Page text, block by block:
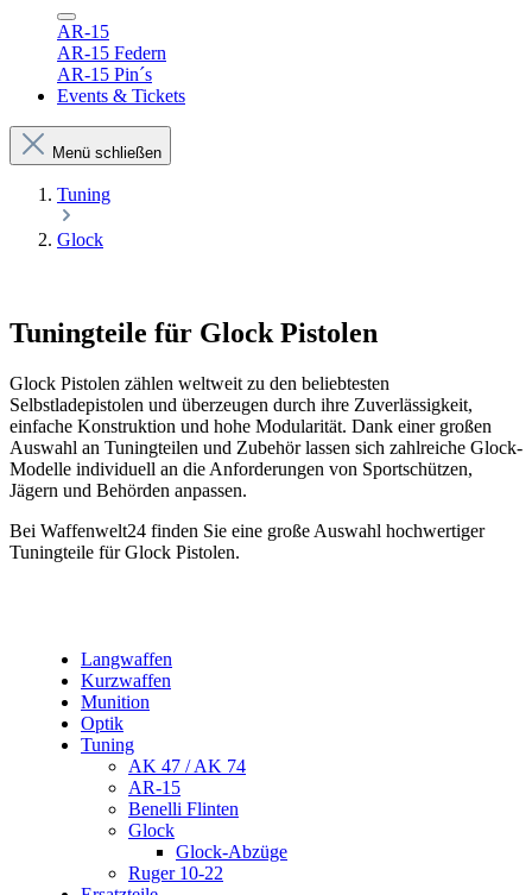
AR-15
AR-15 Federn
AR-15 Pin´s
Events & Tickets
Menü schließen
Tuning
Glock
Tuningteile für Glock Pistolen
Glock Pistolen zählen weltweit zu den beliebtesten
Selbstladepistolen und überzeugen durch ihre Zuverlässigkeit,
einfache Konstruktion und hohe Modularität. Dank einer großen
Auswahl an Tuningteilen und Zubehör lassen sich zahlreiche Glock-
Modelle individuell an die Anforderungen von Sportschützen,
Jägern und Behörden anpassen.
Bei Waffenwelt24 finden Sie eine große Auswahl hochwertiger
Tuningteile für Glock Pistolen.
Langwaffen
Kurzwaffen
Munition
Optik
Tuning
AK 47 / AK 74
AR-15
Benelli Flinten
Glock
Glock-Abzüge
Ruger 10-22